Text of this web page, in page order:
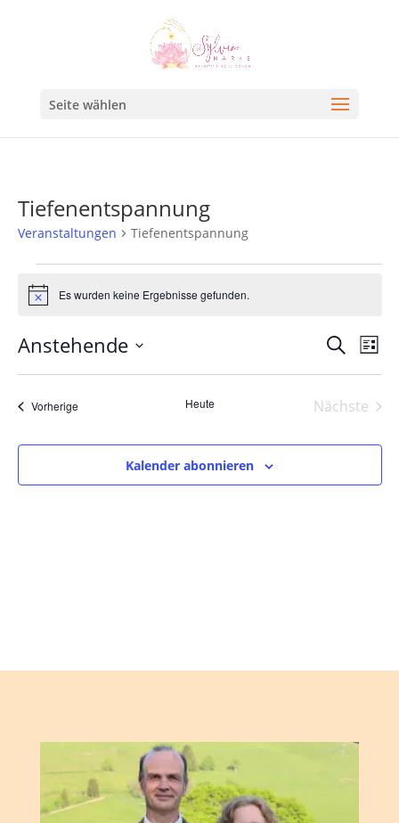
Seite wählen
Tiefenentspannung
Veranstaltungen Tiefenentspannung
HinweisEs wurden keine Ergebnisse gefunden.
Suche
und
SucheListe
Anstehende
Datum
wählen.
VorherigeVeranstaltungen Heute
Nächste
Kalender abonnieren